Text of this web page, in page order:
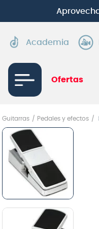
Academia
Ofertas
Guitarras Pedales y efectos